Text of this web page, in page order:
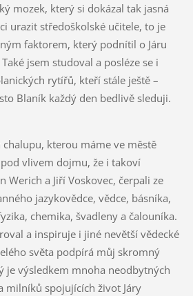
mozek, který si dokázal tak jasná
urazit středoškolské učitele, to je
faktorem, který podnítil o Járu
jsem studoval a posléze se i
rytířů, kteří stále ještě –
Blaník každý den bedlivě sleduji.
kterou máme ve městě
pod vlivem dojmu, že i takoví
Werich a Jiří Voskovec, čerpali ze
jazykovědce, vědce, básníka,
chemika, švadleny a čalouníka.
a inspiruje i jiné nevětší vědecké
světa podpírá můj skromný
je výsledkem mnoha neodbytných
milníků spojujících život Járy